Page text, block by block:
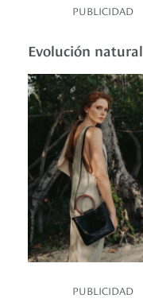
PUBLICIDAD
Evolución natural
PUBLICIDAD